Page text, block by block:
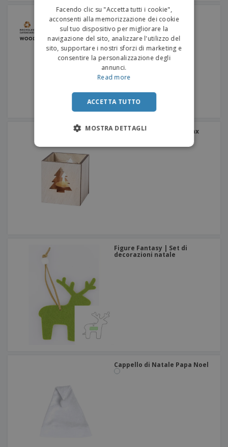
Quaderno Noylax
Candela aromatica Keylax
Figure Fantasy | Set di
decorazioni natale
Cappello di Natale Papa Noel
Facendo clic su "Accetta tutti i cookie",
acconsenti alla memorizzazione dei cookie
sul tuo dispositivo per migliorare la
navigazione del sito, analizzare l'utilizzo del
sito, supportare i nostri sforzi di marketing e
consentire la personalizzazione degli
annunci.
Read more
ACCETTA TUTTO
MOSTRA DETTAGLI